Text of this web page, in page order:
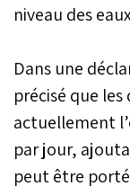
niveau des
Dans une
précisé que
actuellement
par jour,
peut être